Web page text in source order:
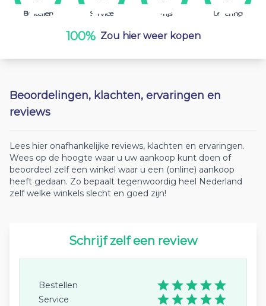
Bestellen Service Prijs Levering
100% Zou hier weer kopen
Beoordelingen, klachten, ervaringen en
reviews
Lees hier onafhankelijke reviews, klachten en ervaringen.
Wees op de hoogte waar u uw aankoop kunt doen of
beoordeel zelf een winkel waar u een (online) aankoop
heeft gedaan. Zo bepaalt tegenwoordig heel Nederland
zelf welke winkels slecht en goed zijn!
Schrijf zelf een review
Bestellen
Service